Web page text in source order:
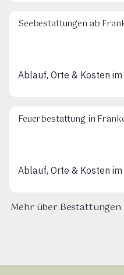
Seebestattungen ab
Ablauf, Orte & Kosten
Feuerbestattung in
Ablauf, Orte & Kosten
Mehr über